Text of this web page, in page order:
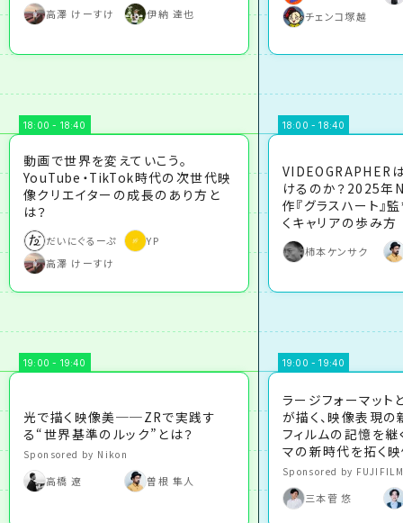
高澤 けーすけ 伊納 達也
18:00 - 18:40
動画で世界を変えていこう。
YouTube・TikTok時代の次世代映
像クリエイターの成長のあり方と
は？
だいにぐるーぷ
YP
高澤 けーすけ
19:00 - 19:40
光で描く映像美──ZRで実践す
る“世界基準のルック”とは？
Sponsored by Nikon
高橋 遼 曽根 隼人
チェンコ塚越
18:00 - 18:40
VIDEOGRAPHER
けるのか？2025年
作『グラスハート』
くキャリアの歩み方
柿本ケンサク
19:00 - 19:40
ラージフォーマット
が描く、映像表現
フィルムの記憶を継
マの新時代を拓く
Sponsored by
三本菅 悠